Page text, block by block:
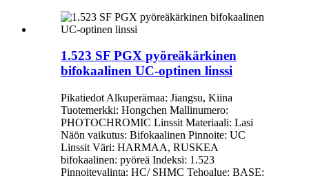
1.523 SF PGX pyöreäkärkinen
bifokaalinen UC-optinen linssi
Pikatiedot Alkuperämaa: Jiangsu, Kiina
Tuotemerkki: Hongchen Mallinumero:
PHOTOCHROMIC Linssit Materiaali: Lasi
Näön vaikutus: Bifokaalinen Pinnoite: UC
Linssit Väri: HARMAA, RUSKEA
bifokaalinen: pyöreä Indeksi: 1.523
Pinnoitevalinta: HC/ SHMC Tehoalue: BASE: